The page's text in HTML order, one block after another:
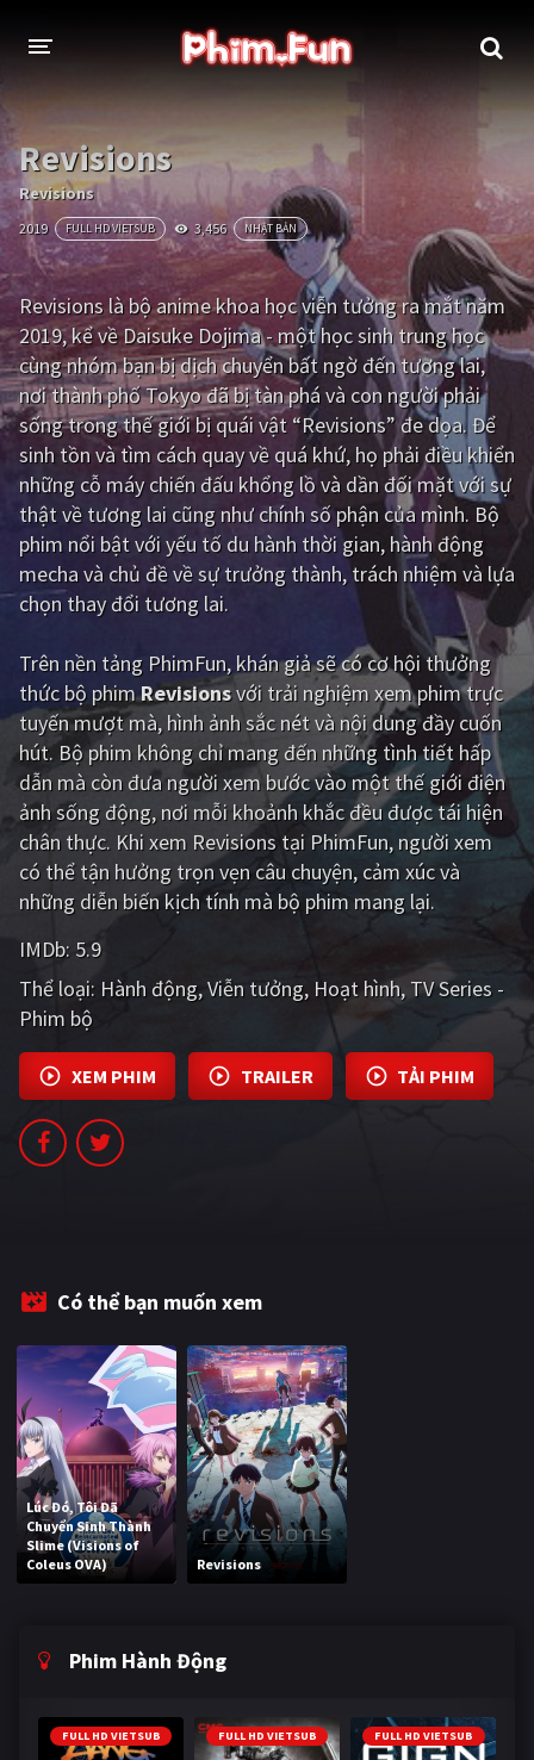
THỂ LOẠI
Thần thoại - Cổ trang Hành động
Tâm lý Chiến tranh
Võ thuật - Kiếm hiệp Nhạc kịch
Kinh dị Tội phạm - Hình sự
Phiêu lưu Hài hước
Viễn tưởng Khoa học - Tài liệu
Hoạt hình Thể thao
Tình cảm - Lãng mạn Kỳ ảo
Giật gân Gia đình
Bí ẩn
Viễn Tây Tiểu sử
GameShow DramaTV
QUỐC GIA
Âu - Mỹ Trung Quốc - Hồng Kông
Hàn Quốc Nhật Bản
Tổng hợp
CẬP NHẬT
PHIM MỚI
PHIM BỘ
Revisions
Revisions
2019 FULL HD VIETSUB 3,456 NHẬT BẢN
Revisions là bộ anime khoa học viễn tưởng ra mắt năm
2019, kể về Daisuke Dojima - một học sinh trung học
cùng nhóm bạn bị dịch chuyển bất ngờ đến tương lai,
nơi thành phố Tokyo đã bị tàn phá và con người phải
sống trong thế giới bị quái vật “Revisions” đe dọa. Để
sinh tồn và tìm cách quay về quá khứ, họ phải điều khiển
những cỗ máy chiến đấu khổng lồ và dần đối mặt với sự
thật về tương lai cũng như chính số phận của mình. Bộ
phim nổi bật với yếu tố du hành thời gian, hành động
mecha và chủ đề về sự trưởng thành, trách nhiệm và lựa
chọn thay đổi tương lai.
Trên nền tảng PhimFun, khán giả sẽ có cơ hội thưởng
thức bộ phimRevisionsvới trải nghiệm xem phim trực
tuyến mượt mà, hình ảnh sắc nét và nội dung đầy cuốn
hút. Bộ phim không chỉ mang đến những tình tiết hấp
dẫn mà còn đưa người xem bước vào một thế giới điện
ảnh sống động, nơi mỗi khoảnh khắc đều được tái hiện
chân thực. Khi xem Revisions tại PhimFun, người xem
có thể tận hưởng trọn vẹn câu chuyện, cảm xúc và
những diễn biến kịch tính mà bộ phim mang lại.
IMDb: 5.9
Thể loại: Hành động Viễn tưởng Hoạt hình TV Series -
Phim bộ
XEM PHIM TRAILER TẢI PHIM
Có thể bạn muốn xem
Lúc Đó, Tôi Đã
Chuyển Sinh Thành
Slime (Visions of
Coleus OVA)
Revisions
Phim Hành Động
FULL HD VIETSUB FULL HD VIETSUB FULL HD VIETSUB